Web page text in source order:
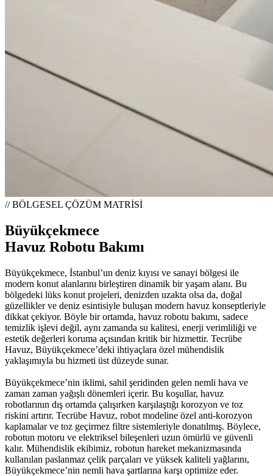
// BÖLGESEL ÇÖZÜM MATRİSİ
Büyükçekmece
Havuz Robotu Bakımı
Büyükçekmece, İstanbul’un deniz kıyısı ve sanayi bölgesi ile
modern konut alanlarını birleştiren dinamik bir yaşam alanı. Bu
bölgedeki lüks konut projeleri, denizden uzakta olsa da, doğal
güzellikler ve deniz esintisiyle buluşan modern havuz konseptleriyle
dikkat çekiyor. Böyle bir ortamda, havuz robotu bakımı, sadece
temizlik işlevi değil, aynı zamanda su kalitesi, enerji verimliliği ve
estetik değerleri koruma açısından kritik bir hizmettir. Tecrübe
Havuz, Büyükçekmece’deki ihtiyaçlara özel mühendislik
yaklaşımıyla bu hizmeti üst düzeyde sunar.
Büyükçekmece’nin iklimi, sahil şeridinden gelen nemli hava ve
zaman zaman yağışlı dönemleri içerir. Bu koşullar, havuz
robotlarının dış ortamda çalışırken karşılaştığı korozyon ve toz
riskini artırır. Tecrübe Havuz, robot modeline özel anti-korozyon
kaplamalar ve toz geçirmez filtre sistemleriyle donatılmış. Böylece,
robotun motoru ve elektriksel bileşenleri uzun ömürlü ve güvenli
kalır. Mühendislik ekibimiz, robotun hareket mekanizmasında
kullanılan paslanmaz çelik parçaları ve yüksek kaliteli yağlarını,
Büyükçekmece’nin nemli hava şartlarına karşı optimize eder.